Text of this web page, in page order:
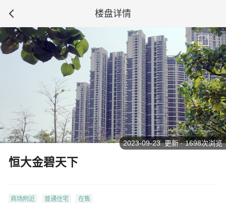
楼盘详情
恒大金碧天下
商场附近 普通住宅 在售
2023-09-23 更新 · 1698次浏览